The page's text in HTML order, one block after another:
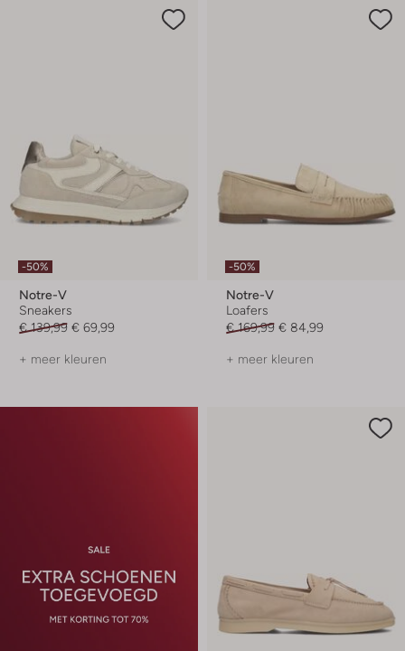
-50%
Notre-V
Sneakers
€ 139,99 € 69,99
+ meer kleuren
-50%
Notre-V
Loafers
€ 169,99 € 84,99
+ meer kleuren